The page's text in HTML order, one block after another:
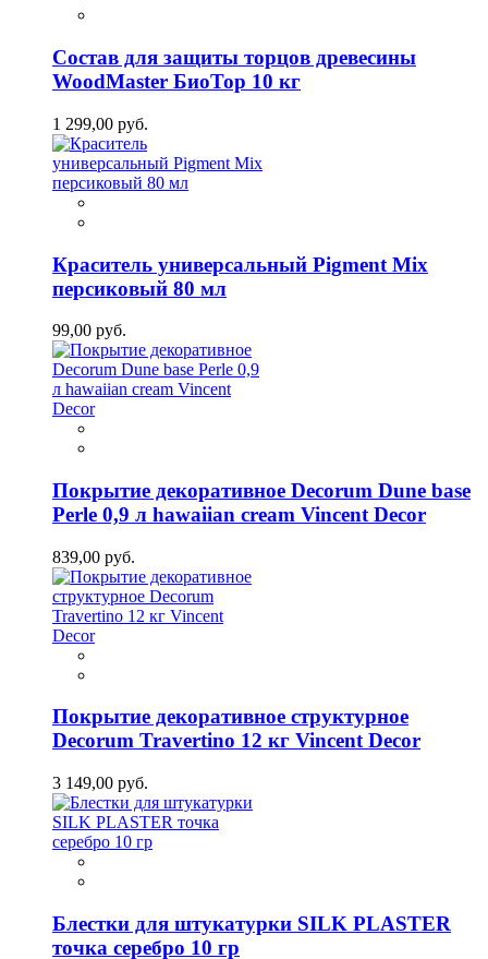
Состав для защиты торцов древесины
WoodMaster БиоТор 10 кг
1 299,00 руб.
Краситель универсальный Pigment Mix
персиковый 80 мл
99,00 руб.
Покрытие декоративное Decorum Dune base
Perle 0,9 л hawaiian cream Vincent Decor
839,00 руб.
Покрытие декоративное структурное
Decorum Travertino 12 кг Vincent Decor
3 149,00 руб.
Блестки для штукатурки SILK PLASTER
точка серебро 10 гр